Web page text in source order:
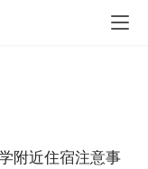
附近住宿注意事